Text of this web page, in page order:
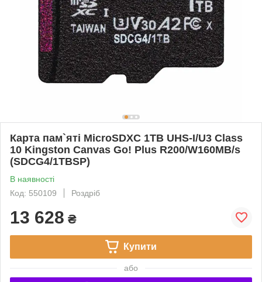
Карта пам`яті MicroSDXC 1TB UHS-I/U3 Class
10 Kingston Canvas Go! Plus R200/W160MB/s
(SDCG4/1TBSP)
В наявності
Код: 550109
Роздріб
13 628 ₴
Купити
або